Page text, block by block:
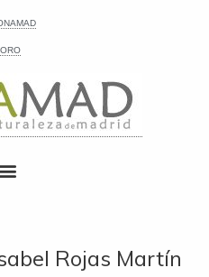
Rojas Martín